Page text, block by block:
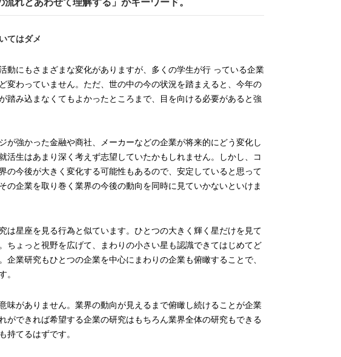
てはダメ
動にもさまざまな変化がありますが、多くの学生が行 っている企業
変わっていません。ただ、世の中の今の状況を踏まえると、今年の
踏み込まなくてもよかったところまで、目を向ける必要があると強
が強かった金融や商社、メーカーなどの企業が将来的にどう変化し
活生はあまり深く考えず志望していたかもしれません。しかし、コ
の今後が大きく変化する可能性もあるので、安定していると思って
の企業を取り巻く業界の今後の動向を同時に見ていかないといけま
は星座を見る行為と似ています。ひとつの大きく輝く星だけを見て
ちょっと視野を広げて、まわりの小さい星も認識できてはじめてど
企業研究もひとつの企業を中心にまわりの企業も俯瞰することで、
。
味がありません。業界の動向が見えるまで俯瞰し続けることが企業
ができれば希望する企業の研究はもちろん業界全体の研究もできる
持てるはずです。
け
愛用スキンケア
2025.12.16
BEAUTY
ュー目前のフレッシュな面々を独
ります♪
2026.07.23
先輩とは―― 新曲「青春インクレ
ディブル」リリース記念インタビ
ュー
LIFE STYLE